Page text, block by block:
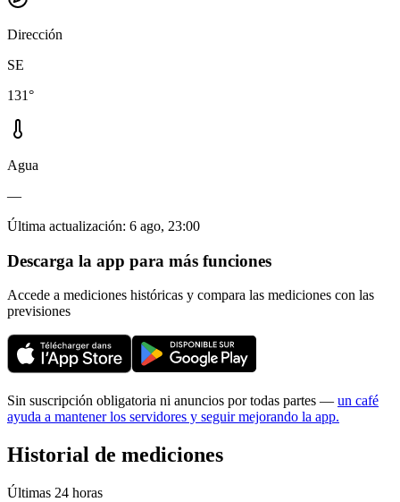
Dirección
SE
131°
Agua
—
Última actualización: 6 ago, 23:00
Descarga la app para más funciones
Accede a mediciones históricas y compara las mediciones con las
previsiones
Sin suscripción obligatoria ni anuncios por todas partes — un café
ayuda a mantener los servidores y seguir mejorando la app.
Historial de mediciones
Últimas 24 horas